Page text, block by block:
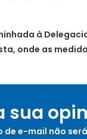
à
onde as
sua
de e-mail não será